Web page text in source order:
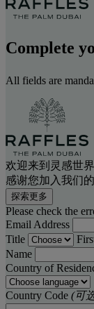
Complete
All fields are
欢迎来到灵感世界
感谢您加入我们
探索更多
Please check the
Email Address
Title
Name
Country of
Country Code (可